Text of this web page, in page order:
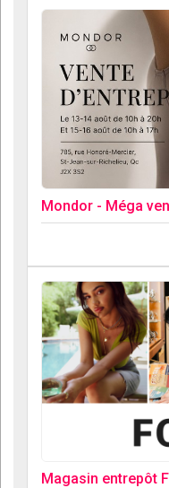
Mondor - Méga
Magasin entrepôt